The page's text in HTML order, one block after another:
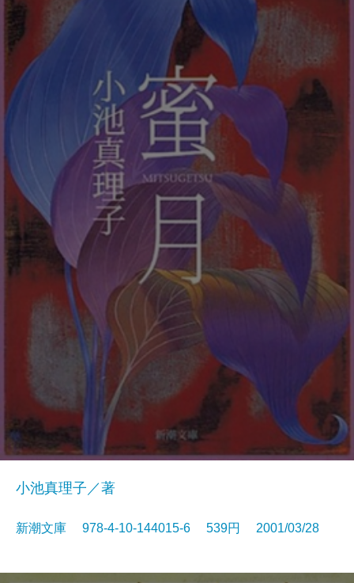
小池真理子／著
新潮文庫 978-4-10-144015-6 539円 2001/03/28